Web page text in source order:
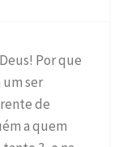
Deus! Por que
ser
de
a quem